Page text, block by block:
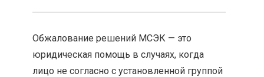
Обжалование решений МСЭК — это
юридическая помощь в случаях, когда
лицо не согласно с установленной группой